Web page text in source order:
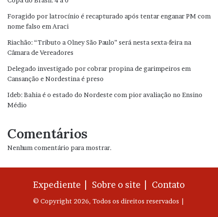
Foragido por latrocínio é recapturado após tentar enganar PM com
nome falso em Araci
Riachão: “Tributo a Olney São Paulo” será nesta sexta-feira na
Câmara de Vereadores
Delegado investigado por cobrar propina de garimpeiros em
Cansanção e Nordestina é preso
Ideb: Bahia é o estado do Nordeste com pior avaliação no Ensino
Médio
Comentários
Nenhum comentário para mostrar.
Expediente | Sobre o site | Contato
© Copyright 2026, Todos os direitos reservados |